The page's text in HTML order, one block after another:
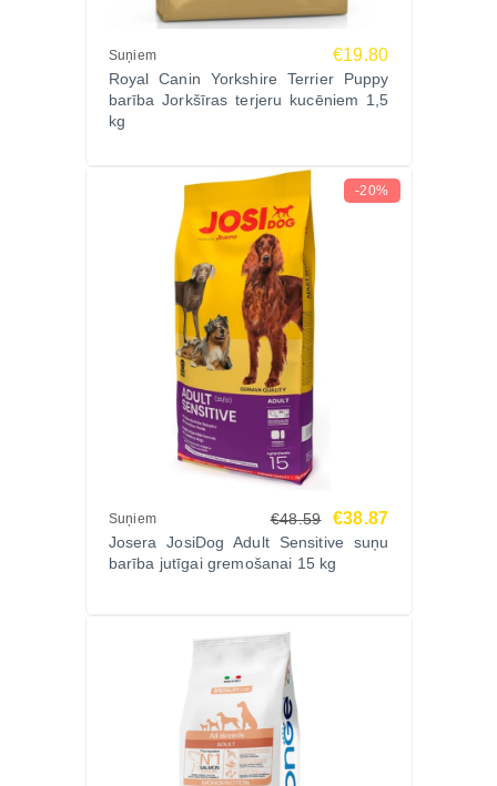
Suņiem €19.80
Royal Canin Yorkshire Terrier Puppy
barība Jorkšīras terjeru kucēniem 1,5
kg
-20%
Suņiem €48.59 €38.87
Josera JosiDog Adult Sensitive suņu
barība jutīgai gremošanai 15 kg